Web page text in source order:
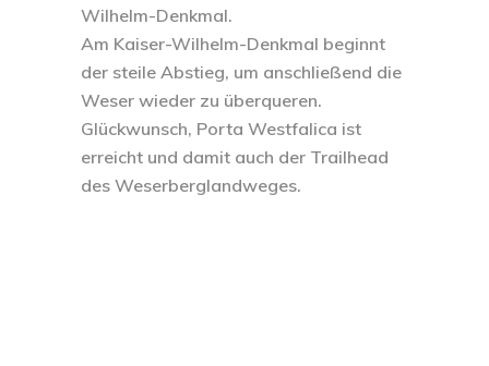
Wilhelm-Denkmal.
Am Kaiser-Wilhelm-Denkmal beginnt
der steile Abstieg, um anschließend die
Weser wieder zu überqueren.
Glückwunsch, Porta Westfalica ist
erreicht und damit auch der Trailhead
des Weserberglandweges.